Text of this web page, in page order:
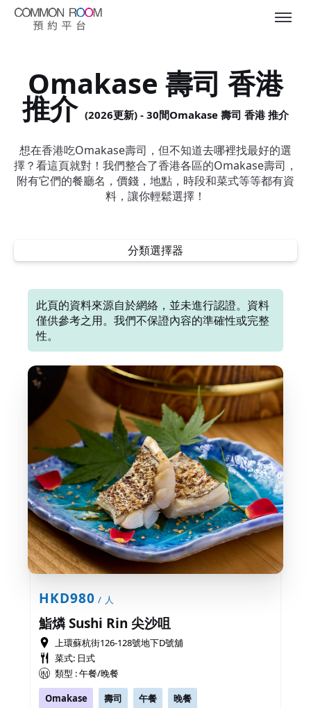
Omakase 壽司 香港
推介 (2026更新) - 30間Omakase 壽司 香港 推介
想在香港吃Omakase壽司，但不知道去哪裡找最好的選
擇？看這頁就對！我們整合了香港各區的Omakase壽司，
附有它們的餐廳名，價錢，地點，時段和菜式等等都有資
料，讓你輕鬆選擇！
分類選擇器
此頁的資料來源自於網絡，並未進行認證。資料
僅供參考之用。我們不保證內容的準確性或完整
性。
HKD980 / 人
鮨燐 Sushi Rin 尖沙咀
上環蘇杭街126-128號地下D號舖
菜式: 日式
類型 : 午餐/晚餐
Omakase
壽司 午餐 晚餐